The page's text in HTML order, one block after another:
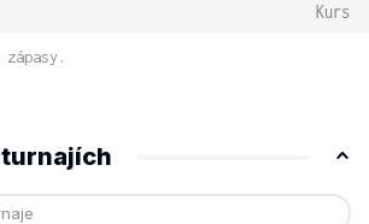
Kurs